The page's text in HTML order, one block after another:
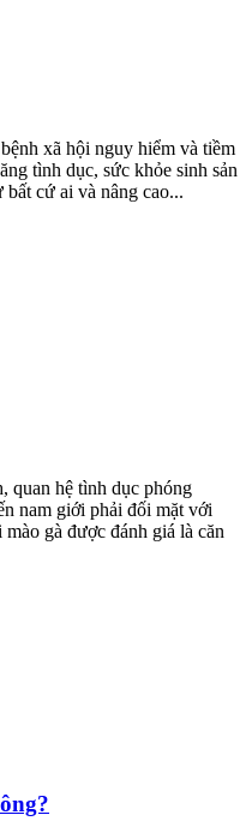
xã hội nguy hiểm và tiềm
tình dục, sức khỏe sinh sản
cứ ai và nâng cao...
quan hệ tình dục phóng
nam giới phải đối mặt với
gà được đánh giá là căn